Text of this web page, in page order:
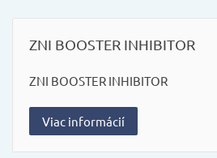
ZNI BOOSTER INHIBITOR
ZNI BOOSTER INHIBITOR
Viac informácií